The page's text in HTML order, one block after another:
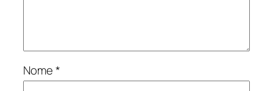
Nome*